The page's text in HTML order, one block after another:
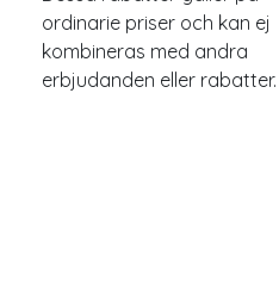
ordinarie priser och kan ej
kombineras med andra
erbjudanden eller rabatter.